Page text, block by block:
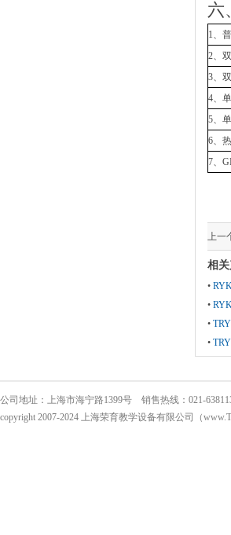
六
1、
2、
3、
4、
5、
6、
7、
上一
相
•
•
•
•
公司地址：上海市海宁路1399号 销售热线：021-
copyright 2007-2024 上海荣育教学设备有限公司（